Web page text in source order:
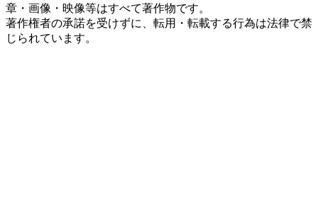
章・画像・映像等はすべて著作物です。
著作権者の承諾を受けずに、転用・転載する行為は法律で禁
じられています。